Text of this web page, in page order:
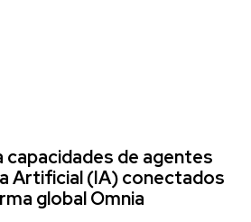
capacidades de agentes
Artificial (IA) conectados
global Omnia